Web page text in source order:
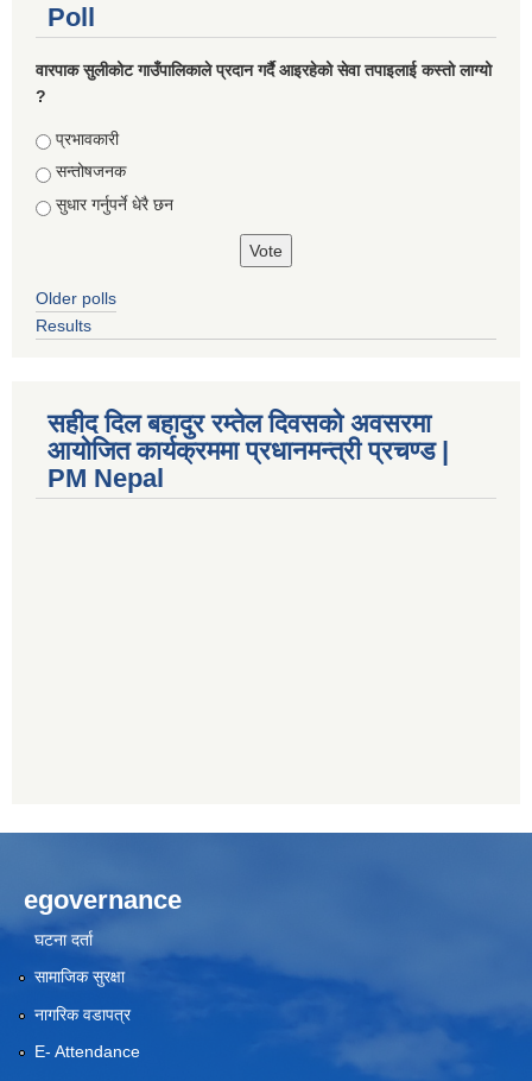
Poll
वारपाक सुलीकोट गाउँपालिकाले प्रदान गर्दै आइरहेको सेवा तपाइलाई कस्तो लाग्यो
?
Choices
प्रभावकारी
सन्तोषजनक
सुधार गर्नुपर्ने धेरै छन
Older polls
Results
सहीद दिल बहादुर रम्तेल दिवसको अवसरमा
आयोजित कार्यक्रममा प्रधानमन्त्री प्रचण्ड |
PM Nepal
egovernance
घटना दर्ता
सामाजिक सुरक्षा
नागरिक वडापत्र
E- Attendance